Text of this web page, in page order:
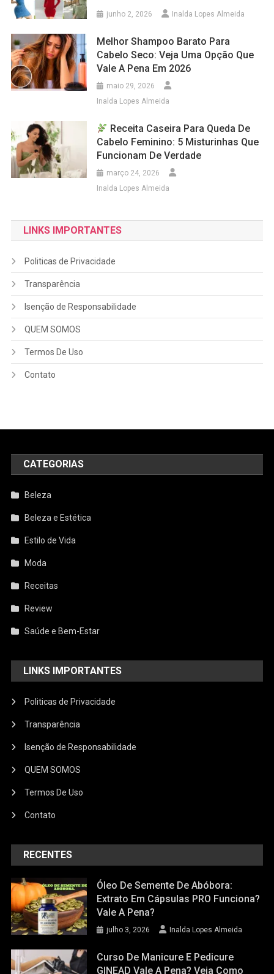
junho 2, 2026 Inalda Lopes Almeida
Melhor Shampoo Barato Para
Cabelo Seco: Veja Uma Opção Que
Vale A Pena Em 2026
maio 29, 2026
Inalda Lopes Almeida
Receita Caseira Para Queda De
Cabelo Feminino: 5 Misturinhas Que
Funcionam De Verdade
março 24, 2026
Inalda Lopes Almeida
LINKS IMPORTANTES
Politicas de Privacidade
Transparência
Isenção de Responsabilidade
QUEM SOMOS
Termos De Uso
Contato
CATEGORIAS
Beleza
Beleza e Estética
Estilo de Vida
Moda
Receitas
Review
Saúde e Bem-Estar
LINKS IMPORTANTES
Politicas de Privacidade
Transparência
Isenção de Responsabilidade
QUEM SOMOS
Termos De Uso
Contato
RECENTES
Óleo De Semente De Abóbora:
Extrato Em Cápsulas PRO Funciona?
Vale A Pena?
julho 3, 2026 Inalda Lopes Almeida
Curso De Manicure E Pedicure
GINEAD Vale A Pena? Veja Como